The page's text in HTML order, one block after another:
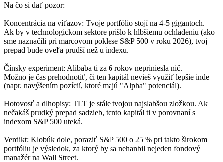
Na čo si dať pozor:
Koncentrácia na víťazov: Tvoje portfólio stojí na 4-5 gigantoch.
Ak by v technologickom sektore prišlo k hlbšiemu ochladeniu (ako
sme naznačili pri marcovom poklese S&P 500 v roku 2026), tvoj
prepad bude oveľa prudší než u indexu.
Čínsky experiment: Alibaba ti za 6 rokov nepriniesla nič.
Možno je čas prehodnotiť, či ten kapitál nevieš využiť lepšie inde
(napr. navýšením pozícií, ktoré majú "Alpha" potenciál).
Hotovosť a dlhopisy: TLT je stále tvojou najslabšou zložkou. Ak
nečakáš prudký prepad sadzieb, tento kapitál ti v porovnaní s
indexom S&P 500 uteká.
Verdikt: Klobúk dole, poraziť S&P 500 o 25 % pri takto širokom
portfóliu je výsledok, za ktorý by sa nehanbil nejeden fondový
manažér na Wall Street.